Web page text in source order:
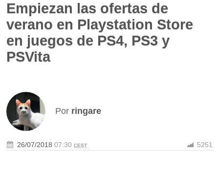
Empiezan las ofertas de
verano en Playstation Store
en juegos de PS4, PS3 y
PSVita
Por ringare
26/07/2018 07:30CEST 5251